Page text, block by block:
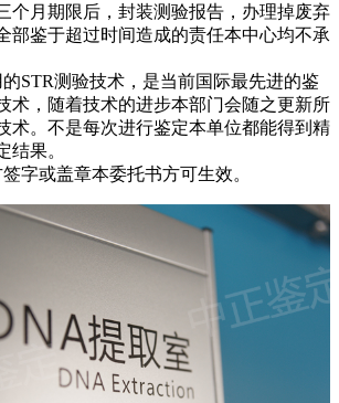
个月期限后，封装测验报告，办理掉废弃
部鉴于超过时间造成的责任本中心均不承
STR测验技术，是当前国际最先进的鉴
术，随着技术的进步本部门会随之更新所
术。不是每次进行鉴定本单位都能得到精
结果。
字或盖章本委托书方可生效。